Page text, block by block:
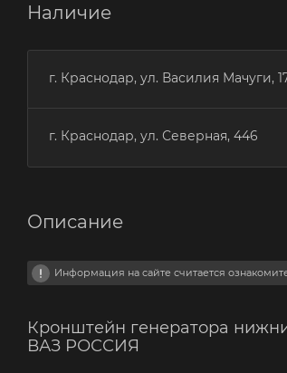
Наличие
г. Краснодар, ул. Василия Мачуги,
г. Краснодар, ул. Северная, 446
Описание
Информация на сайте считается
Кронштейн генератора
ВАЗ РОССИЯ